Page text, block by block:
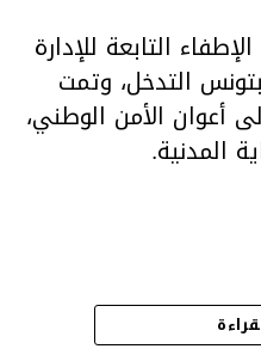
التابعة للإدارة
التدخل، وتمت
أعوان الأمن الوطني،
المدنية.